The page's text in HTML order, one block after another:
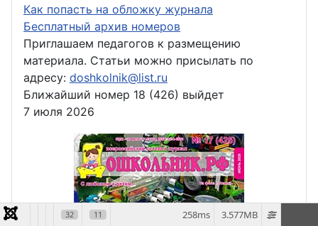
Как попасть на обложку журнала
Бесплатный архив номеров
Приглашаем педагогов к размещению
материала. Статьи можно присылать по
адресу: doshkolnik@list.ru
Ближайший номер 18 (426) выйдет
7 июля 2026
32 11 3.577MB
258ms